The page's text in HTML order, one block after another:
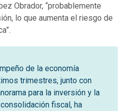
Obrador, “probablemente
lo que aumenta el riesgo de
de la economía
trimestres, junto con
para la inversión y la
fiscal, ha